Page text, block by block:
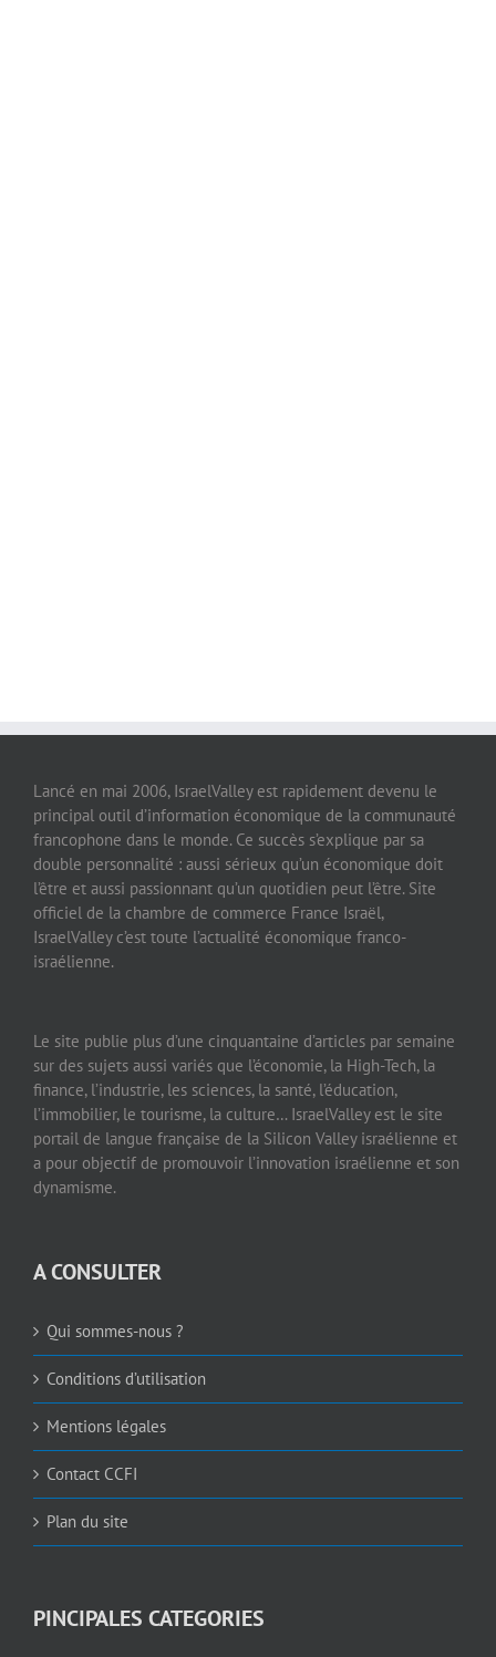
Lancé en mai 2006, IsraelValley est rapidement devenu le
principal outil d’information économique de la communauté
francophone dans le monde. Ce succès s’explique par sa
double personnalité : aussi sérieux qu’un économique doit
l’être et aussi passionnant qu’un quotidien peut l’être. Site
officiel de la chambre de commerce France Israël,
IsraelValley c’est toute l’actualité économique franco-
israélienne.
Le site publie plus d’une cinquantaine d’articles par semaine
sur des sujets aussi variés que l’économie, la High-Tech, la
finance, l’industrie, les sciences, la santé, l’éducation,
l’immobilier, le tourisme, la culture… IsraelValley est le site
portail de langue française de la Silicon Valley israélienne et
a pour objectif de promouvoir l’innovation israélienne et son
dynamisme.
A CONSULTER
Qui sommes-nous ?
Conditions d’utilisation
Mentions légales
Contact CCFI
Plan du site
PINCIPALES CATEGORIES